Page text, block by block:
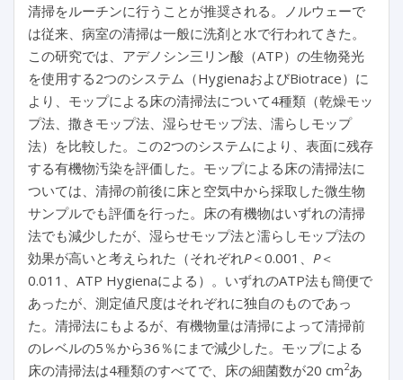
清掃をルーチンに行うことが推奨される。ノルウェーで
は従来、病室の清掃は一般に洗剤と水で行われてきた。
この研究では、アデノシン三リン酸（ATP）の生物発光
を使用する2つのシステム（HygienaおよびBiotrace）に
より、モップによる床の清掃法について4種類（乾燥モッ
プ法、撒きモップ法、湿らせモップ法、濡らしモップ
法）を比較した。この2つのシステムにより、表面に残存
する有機物汚染を評価した。モップによる床の清掃法に
ついては、清掃の前後に床と空気中から採取した微生物
サンプルでも評価を行った。床の有機物はいずれの清掃
法でも減少したが、湿らせモップ法と濡らしモップ法の
効果が高いと考えられた（それぞれP＜0.001、 P＜
0.011、ATP Hygienaによる）。いずれのATP法も簡便で
あったが、測定値尺度はそれぞれに独自のものであっ
た。清掃法にもよるが、有機物量は清掃によって清掃前
のレベルの5％から36％にまで減少した。モップによる
床の清掃法は4種類のすべてで、床の細菌数が20 cm2あ